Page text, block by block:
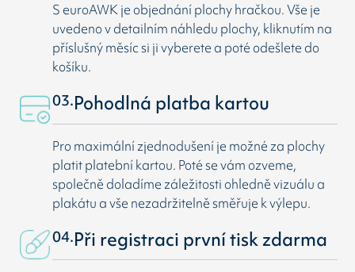
S euroAWK je objednání plochy hračkou. Vše je
uvedeno v detailním náhledu plochy, kliknutím na
příslušný měsíc si ji vyberete a poté odešlete do
košíku.
03.Pohodlná platba kartou
Pro maximální zjednodušení je možné za plochy
platit platební kartou. Poté se vám ozveme,
společně doladíme záležitosti ohledně vizuálu a
plakátu a vše nezadržitelně směřuje k výlepu.
04.Při registraci první tisk zdarma